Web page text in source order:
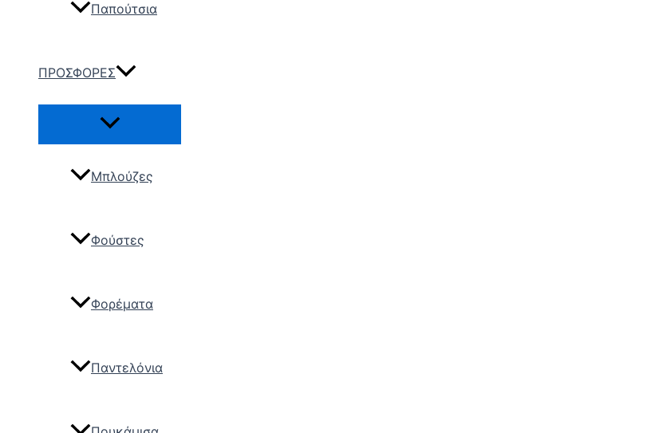
Παπούτσια
ΠΡΟΣΦΟΡΕΣ
Μπλούζες
Φούστες
Φορέματα
Παντελόνια